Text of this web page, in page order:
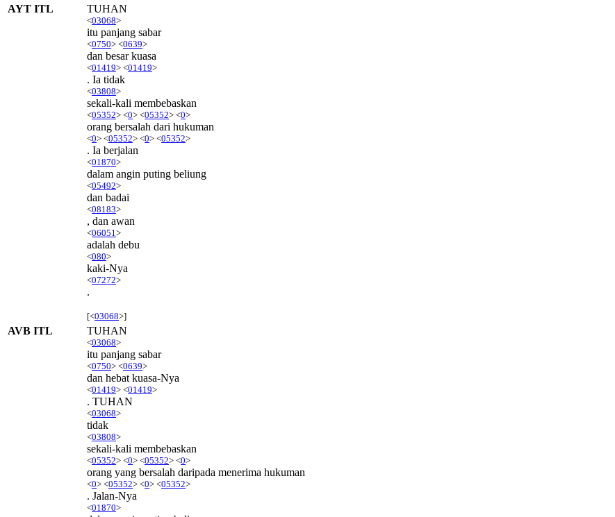
AYT ITL
TUHAN
<03068>
itu panjang sabar
<0750> <0639>
dan besar kuasa
<01419> <01419>
. Ia tidak
<03808>
sekali-kali membebaskan
<05352> <0> <05352> <0>
orang bersalah dari hukuman
<0> <05352> <0> <05352>
. Ia berjalan
<01870>
dalam angin puting beliung
<05492>
dan badai
<08183>
, dan awan
<06051 >
adalah debu
<080>
kaki-Nya
<07272>
.
[<03068>]
AVB ITL TUHAN
<03068>
itu panjang sabar
<0750> <0639>
dan hebat kuasa-Nya
<01419> <01419>
. TUHAN
<03068>
tidak
<03808>
sekali-kali membebaskan
<05352> <0> <05352> <0>
orang yang bersalah daripada menerima hukuman
<0> <05352> <0> <05352>
. Jalan-Nya
<01870>